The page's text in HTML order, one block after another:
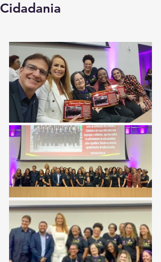
Cidadania